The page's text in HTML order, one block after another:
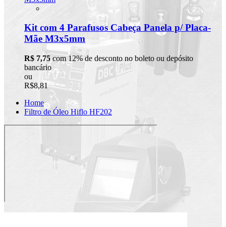
Kit com 4 Parafusos Cabeça Panela p/ Placa-
Mãe M3x5mm
R$ 7,75com 12% de desconto no boleto ou depósito
bancário
ou
R$8,81
Home
Filtro de Óleo Hiflo HF202